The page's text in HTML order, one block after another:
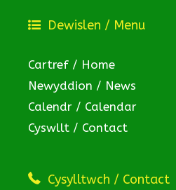
Dewislen / Menu
Cartref / Home
Newyddion / News
Calendr / Calendar
Cyswllt / Contact
Cysylltwch / Contact